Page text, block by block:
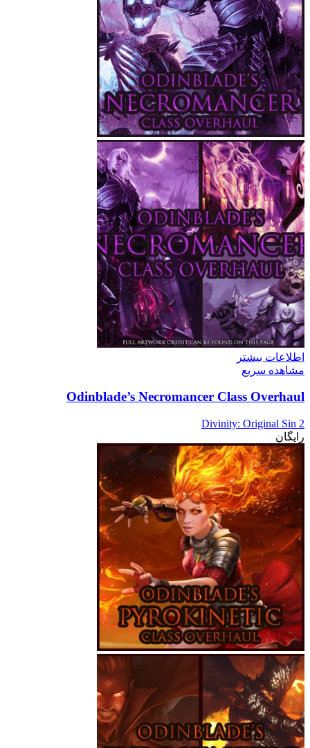
اطلاعات بیشتر
مشاهده سریع
Odinblade’s Necromancer Class Overhaul
Divinity: Original Sin 2
رایگان